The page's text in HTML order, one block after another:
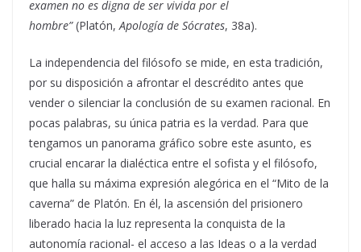
examen no es digna de ser vivida por el
hombre”(Platón,Apología de Sócrates, 38a).
La independencia del filósofo se mide, en esta tradición,
por su disposición a afrontar el descrédito antes que
vender o silenciar la conclusión de su examen racional. En
pocas palabras, su única patria es la verdad. Para que
tengamos un panorama gráfico sobre este asunto, es
crucial encarar la dialéctica entre el sofista y el filósofo,
que halla su máxima expresión alegórica en el “Mito de la
caverna” de Platón. En él, la ascensión del prisionero
liberado hacia la luz representa la conquista de la
autonomía racional- el acceso a las Ideas o a la verdad